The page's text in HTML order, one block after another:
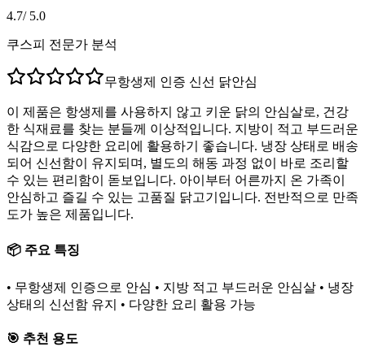
4.7/ 5.0
쿠스피 전문가 분석
무항생제 인증 신선 닭안심
이 제품은 항생제를 사용하지 않고 키운 닭의 안심살로, 건강
한 식재료를 찾는 분들께 이상적입니다. 지방이 적고 부드러운
식감으로 다양한 요리에 활용하기 좋습니다. 냉장 상태로 배송
되어 신선함이 유지되며, 별도의 해동 과정 없이 바로 조리할
수 있는 편리함이 돋보입니다. 아이부터 어른까지 온 가족이
안심하고 즐길 수 있는 고품질 닭고기입니다. 전반적으로 만족
도가 높은 제품입니다.
📦 주요 특징
• 무항생제 인증으로 안심 • 지방 적고 부드러운 안심살 • 냉장
상태의 신선함 유지 • 다양한 요리 활용 가능
🎯 추천 용도